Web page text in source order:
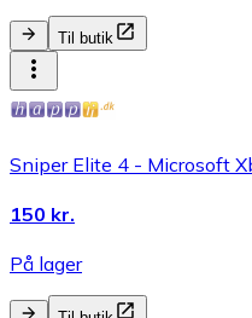
Til butik
Sniper Elite 4 - Microsoft
150 kr.
På lager